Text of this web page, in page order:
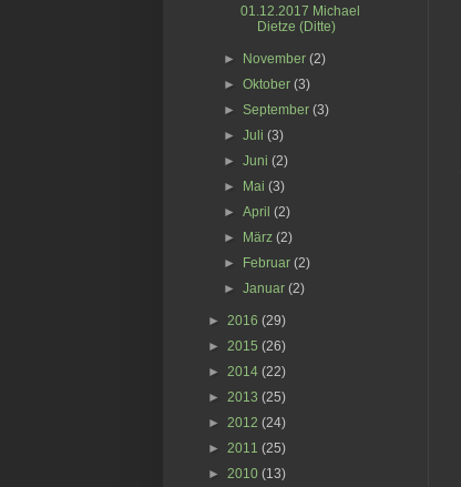
01.12.2017 Michael
Dietze (Ditte)
► November(2)
►Oktober(3)
►September(3)
►Juli(3)
►Juni(2)
►
Mai(3)
►April(2)
►
März(2)
►
Februar(2)
►Januar(2)
► 2016 (29)
► 2015 (26)
► 2014 (22)
► 2013 (25)
► 2012 (24)
► 2011 (25)
► 2010 (13)